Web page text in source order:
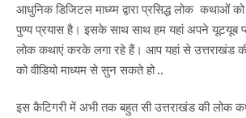
आधुनिक डिजिटल माध्य्म द्वारा प्रसिद्ध लोक कथाओं
पुण्य प्रयास है। इसके साथ साथ हम यहां अपने यूटयूब
लोक कथाएं करके लगा रहे हैं। आप यहां से उत्तराखंड
को वीडियो माध्यम से सुन सकते हो ..
इस कैटिगरी में अभी तक बहुत सी उत्तराखंड की लोक